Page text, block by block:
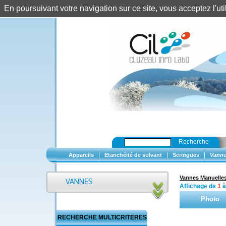
Recherche
Appareils Etanchéité de solvant Seringues
RECHERCHE MULTICRITERES
Vannes
Affichage de 1 à
Photo
En poursuivant votre navigation sur ce site, vous acceptez